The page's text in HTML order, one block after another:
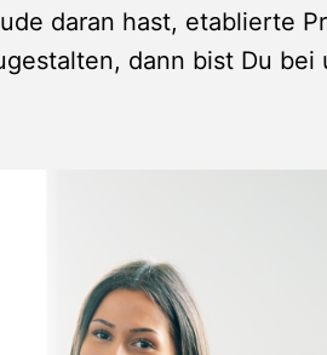
daran hast, etablierte
dann bist Du bei